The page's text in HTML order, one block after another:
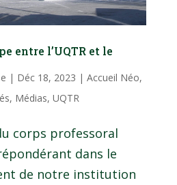
entre l’UQTR et le
| Déc 18, 2023 | Accueil Néo,
, Médias, UQTR
corps professoral
dans le
de notre institution